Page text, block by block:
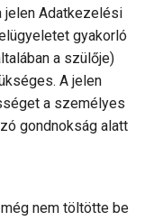
jelen Adatkezelési
gyakorló
a szülője)
A jelen
a személyes
gondnokság alatt
még nem töltötte be